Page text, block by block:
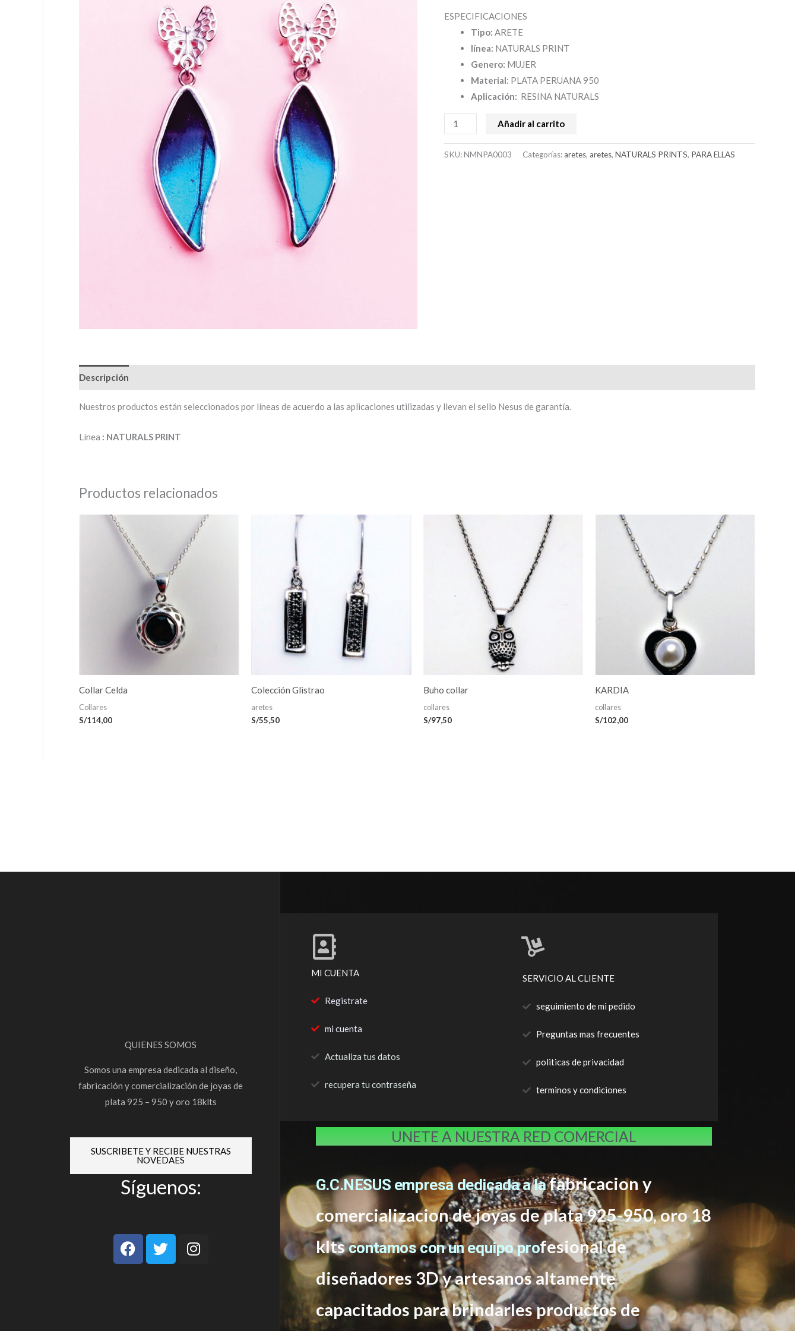
ESPECIFICACIONES
Tipo: ARETE
línea: NATURALS PRINT
Genero: MUJER
Material: PLATA PERUANA 950
Aplicación: RESINA NATURALS
Añadir al carrito
SKU:NMNPA0003 Categorías:aretes,aretes,NATURALS PRINTS, PARA ELLAS
Descripción
Nuestros productos están seleccionados por líneas de acuerdo a las aplicaciones utilizadas y llevan el sello Nesus de garantía.
Línea : NATURALS PRINT
Productos relacionados
Collar Celda
Collares
S/114,00
Colección Glistrao
aretes
S/55,50
Buho collar
collares
S/97,50
KARDIA
collares
S/102,00
QUIENES SOMOS
Somos una empresa dedicada al diseño,
fabricación y comercialización de joyas de
plata 925 – 950 y oro 18klts
SUSCRIBETE Y RECIBE NUESTRAS
NOVEDAES
Síguenos:
F
a
T
w
I
n
MI CUENTA
Registrate
mi cuenta
Actualiza tus datos
recupera tu contraseña
SERVICIO AL CLIENTE
seguimiento de mi pedido
Preguntas mas frecuentes
politicas de privacidad
terminos y condiciones
UNETE A NUESTRA RED COMERCIAL
G.C.NESUS empresa dedicada a lafabricacion y
comercializacion de joyas de plata 925-950, oro 18
kltscontamos con un equipo profesional de
diseñadores 3D y artesanos altamente
capacitados para brindarles productos de